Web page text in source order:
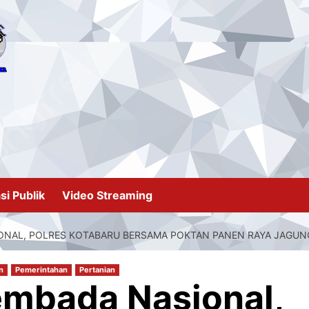
Publik Video Streaming
POLRES KOTABARU BERSAMA POKTAN PANEN RAYA
Pemerintahan Pertanian
Nasional,